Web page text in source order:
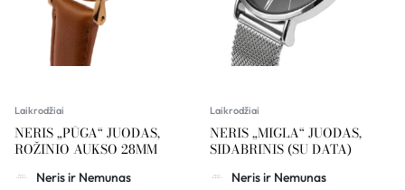
Laikrodžiai
NERIS „PŪGA“ JUODAS,
ROŽINIO AUKSO 28MM
Neris ir Nemunas
Laikrodžiai
NERIS „MIGLA“ JUODAS,
SIDABRINIS (SU DATA)
Neris ir Nemunas